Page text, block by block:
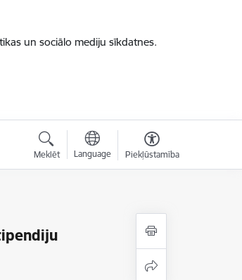
un sociālo mediju sīkdatnes.
Meklēt Language Piekļūstamība